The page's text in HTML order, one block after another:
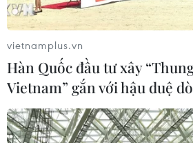
vietnamplus.vn
Hàn Quốc đầu tư xây
Vietnam” gắn với hậu duệ